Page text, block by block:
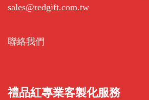
sales@redgift.com.tw
聯絡我們
禮品紅專業客製化服務